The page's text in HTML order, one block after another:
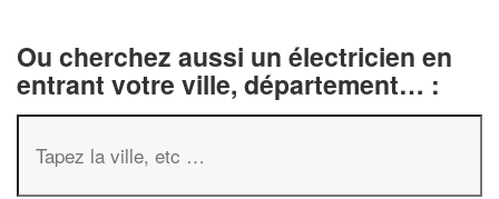
Ou cherchez aussi un électricien en
entrant votre ville, département… :